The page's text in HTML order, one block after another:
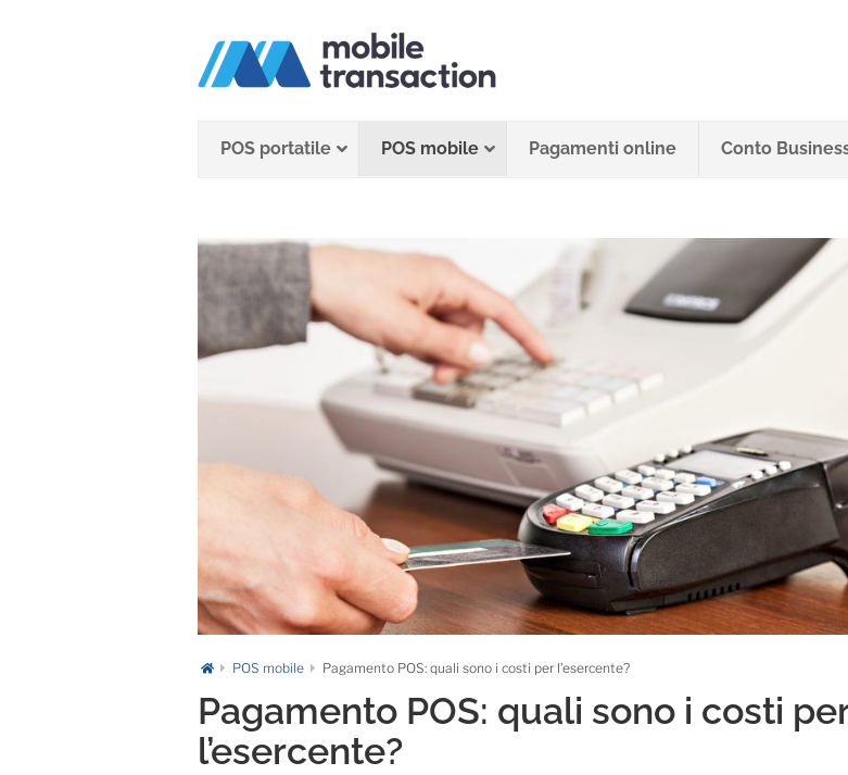
POS portatile POS mobile Pagamenti online Conto
POS mobile Pagamento POS: quali sono i costi per l’esercente?
Pagamento POS: quali sono i costi
l’esercente?